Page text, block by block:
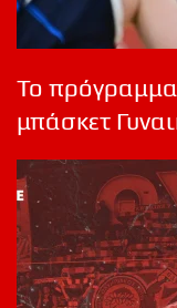
Το
μπάσκετ